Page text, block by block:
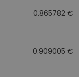
0.865782 €
0.909005 €